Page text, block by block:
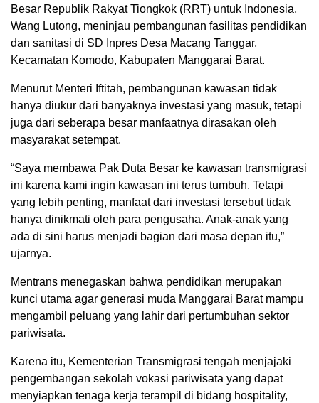
Besar Republik Rakyat Tiongkok (RRT) untuk Indonesia,
Wang Lutong, meninjau pembangunan fasilitas pendidikan
dan sanitasi di SD Inpres Desa Macang Tanggar,
Kecamatan Komodo, Kabupaten Manggarai Barat.
Menurut Menteri Iftitah, pembangunan kawasan tidak
hanya diukur dari banyaknya investasi yang masuk, tetapi
juga dari seberapa besar manfaatnya dirasakan oleh
masyarakat setempat.
“Saya membawa Pak Duta Besar ke kawasan transmigrasi
ini karena kami ingin kawasan ini terus tumbuh. Tetapi
yang lebih penting, manfaat dari investasi tersebut tidak
hanya dinikmati oleh para pengusaha. Anak-anak yang
ada di sini harus menjadi bagian dari masa depan itu,”
ujarnya.
Mentrans menegaskan bahwa pendidikan merupakan
kunci utama agar generasi muda Manggarai Barat mampu
mengambil peluang yang lahir dari pertumbuhan sektor
pariwisata.
Karena itu, Kementerian Transmigrasi tengah menjajaki
pengembangan sekolah vokasi pariwisata yang dapat
menyiapkan tenaga kerja terampil di bidang hospitality,